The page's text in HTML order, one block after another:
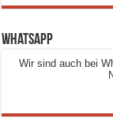
Whatsapp
Wir sind auch bei